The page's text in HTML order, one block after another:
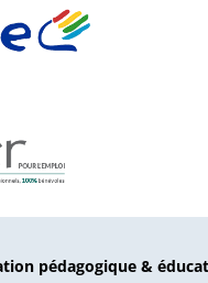
pédagogique &